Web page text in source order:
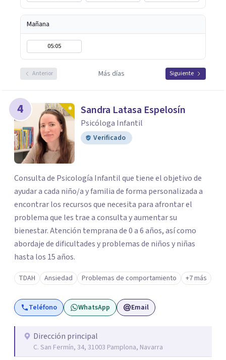
Mañana
05:05
Anterior Más días Siguiente
4 Sandra Latasa Espelosín
Psicóloga Infantil
Verificado
Consulta de Psicología Infantil que tiene el objetivo de
ayudar a cada niño/a y familia de forma personalizada a
encontrar los recursos que necesita para afrontar el
problema que les trae a consulta y aumentar su
bienestar. Atención temprana de 0 a 6 años, así como
abordaje de dificultades y problemas de niños y niñas
hasta los 15 años.
TDAH Ansiedad Problemas de comportamiento +7 más
Teléfono WhatsApp Email
Dirección principal
C. San Fermín, 34, 31003 Pamplona, Navarra